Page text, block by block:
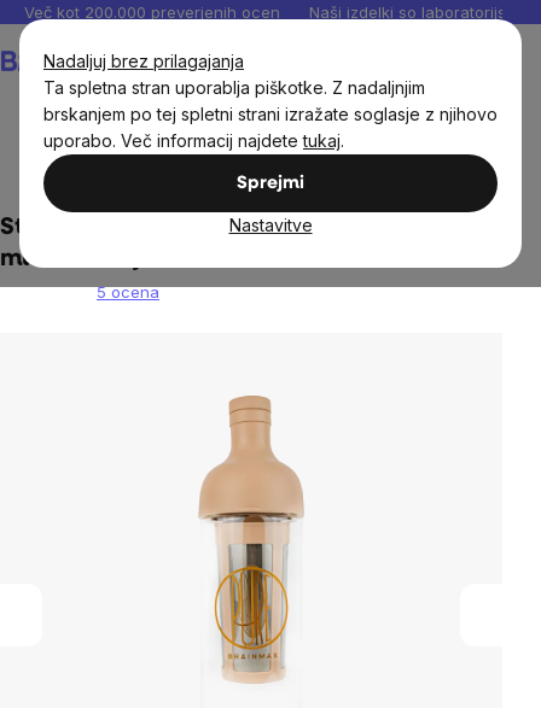
Nadaljuj brez prilagajanja
Ta spletna stran uporablja piškotke. Z nadaljnjim
brskanjem po tej spletni strani izražate soglasje z njihovo
uporabo. Več informacij najdetetukaj.
Sprejmi
Nastavitve
Preskoči
vsebino
Več kot 200.000 preverjenih ocen Naši izdelki so laboratorijsko
Posode za hrano, steklenice, šejkerji, torbe
Steklenička BrainMax Pure® Cold Brew, 750
ml - svetlo rjava
5 ocena